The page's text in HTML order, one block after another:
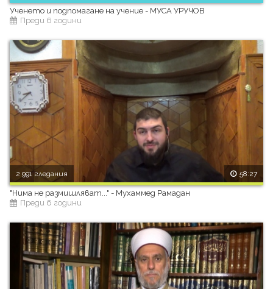
Ученето и подпомагане на учение - МУСА УРУЧОВ
Преди 6 години
2 991 гледания 58:27
"Нима не размишляват..." - Мухаммед Рамадан
Преди 6 години